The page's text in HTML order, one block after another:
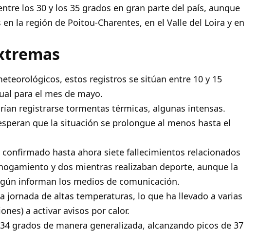
los 30 y los 35 grados en gran parte del país, aunque
la región de Poitou-Charentes, en el Valle del Loira y en
estos registros se sitúan entre 10 y 15
para el mes de mayo.
registrarse tormentas térmicas, algunas intensas.
que la situación se prolongue al menos hasta el
hasta ahora siete fallecimientos relacionados
y dos mientras realizaban deporte, aunque la
informan los medios de comunicación.
jornada de altas temperaturas, lo que ha llevado a varias
a activar avisos por calor.
grados de manera generalizada, alcanzando picos de 37